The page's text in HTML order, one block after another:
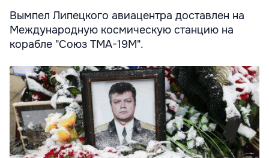
Вымпел Липецкого авиацентра доставлен на
Международную космическую станцию на
корабле "Союз ТМА-19М".